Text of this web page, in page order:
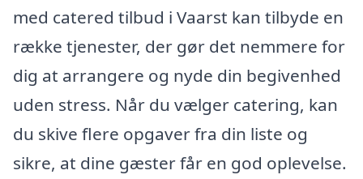
med catered tilbud i Vaarst kan tilbyde en
række tjenester, der gør det nemmere for
dig at arrangere og nyde din begivenhed
uden stress. Når du vælger catering, kan
du skive flere opgaver fra din liste og
sikre, at dine gæster får en god oplevelse.